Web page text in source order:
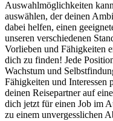
Auswahlmöglichkeiten
auswählen, der deinen
dabei helfen, einen
unseren verschiedenen
Vorlieben und Fähigkeiten
dich zu finden! Jede
Wachstum und
Fähigkeiten und Interessen
deinen Reisepartner auf
dich jetzt für einen Job im
zu einem unvergesslichen